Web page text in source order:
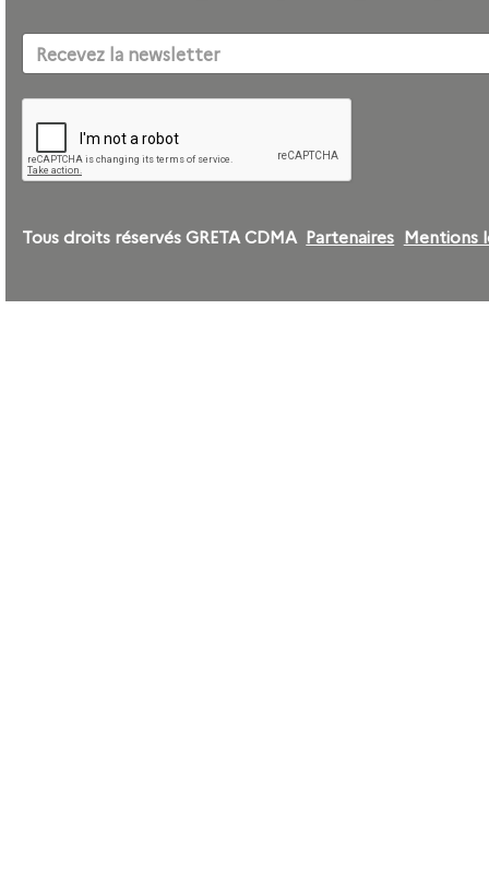
Tous droits réservés GRETA CDMA Partenaires Mentions